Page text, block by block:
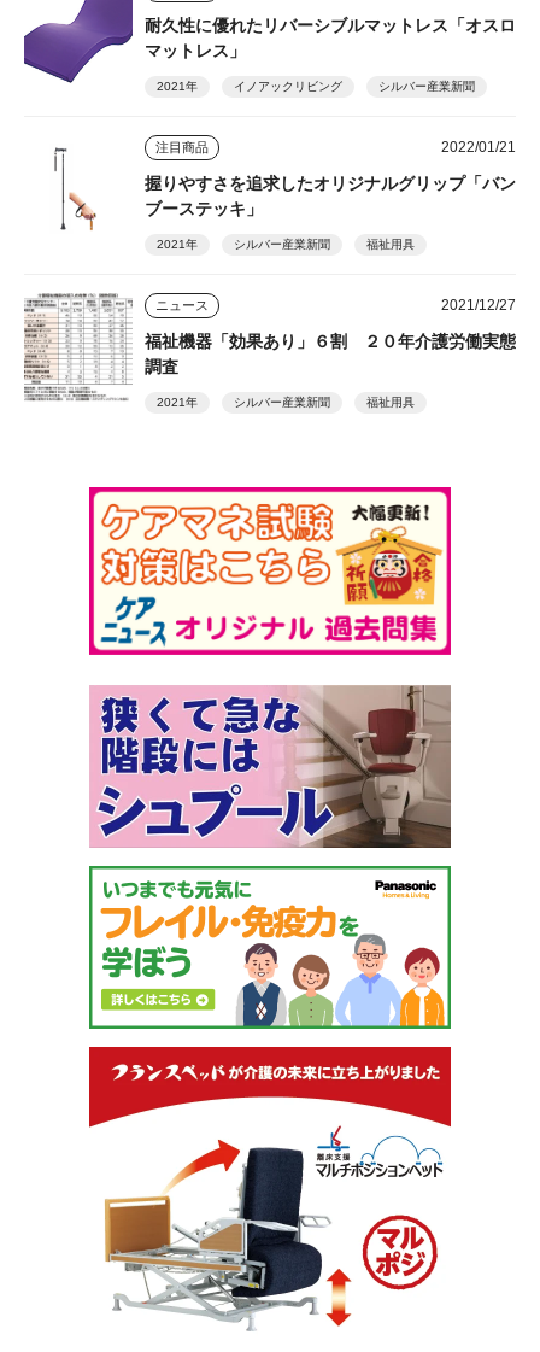
耐久性に優れたリバーシブルマットレス「オスロ
マットレス」
2021年 イノアックリビング シルバー産業新聞
注目商品 2022/01/21
握りやすさを追求したオリジナルグリップ「バン
ブーステッキ」
2021年 シルバー産業新聞 福祉用具
ニュース 2021/12/27
福祉機器「効果あり」６割 ２０年介護労働実態
調査
2021年 シルバー産業新聞 福祉用具